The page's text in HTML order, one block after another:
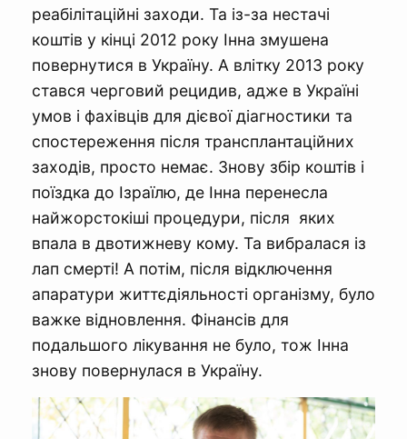
реабілітаційні заходи. Та із-за нестачі
коштів у кінці 2012 року Інна змушена
повернутися в Україну. А влітку 2013 року
стався черговий рецидив, адже в Україні
умов і фахівців для дієвої діагностики та
спостереження після трансплантаційних
заходів, просто немає. Знову збір коштів і
поїздка до Ізраїлю, де Інна перенесла
найжорстокіші процедури, після яких
впала в двотижневу кому. Та вибралася із
лап смерті! А потім, після відключення
апаратури життєдіяльності організму, було
важке відновлення. Фінансів для
подальшого лікування не було, тож Інна
знову повернулася в Україну.